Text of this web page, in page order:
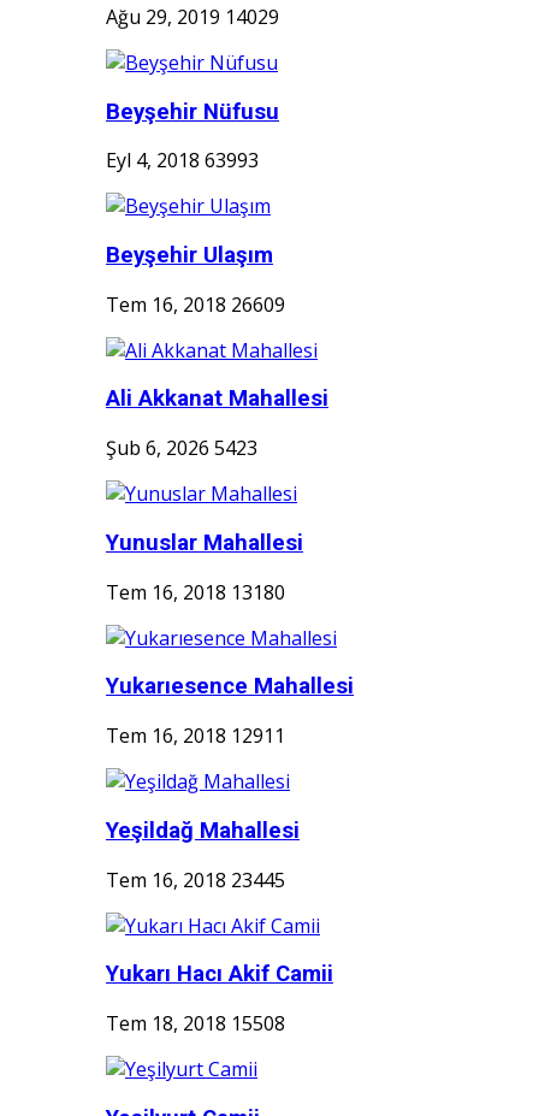
Ağu 29, 2019 14029
Beyşehir Nüfusu
Eyl 4, 2018 63993
Beyşehir Ulaşım
Tem 16, 2018 26609
Ali Akkanat Mahallesi
Şub 6, 2026 5423
Yunuslar Mahallesi
Tem 16, 2018 13180
Yukarıesence Mahallesi
Tem 16, 2018 12911
Yeşildağ Mahallesi
Tem 16, 2018 23445
Yukarı Hacı Akif Camii
Tem 18, 2018 15508